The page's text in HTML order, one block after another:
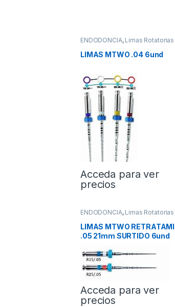
ENDODONCIA, Limas Rotatorias
LIMAS MTWO .04 6und
Acceda para ver
precios
ENDODONCIA, Limas Rotatorias
LIMAS MTWO
.05 21mm SURTIDO 6und
Acceda para ver
precios